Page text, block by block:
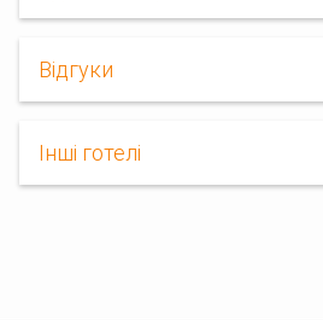
Відгуки
Інші готелі